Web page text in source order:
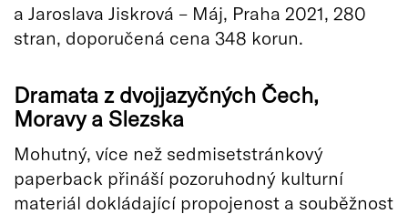
a Jaroslava Jiskrová – Máj, Praha 2021, 280
stran, doporučená cena 348 korun.
Dramata z dvojjazyčných Čech,
Moravy a Slezska
Mohutný, více než sedmisetstránkový
paperback přináší pozoruhodný kulturní
materiál dokládající propojenost a souběžnost